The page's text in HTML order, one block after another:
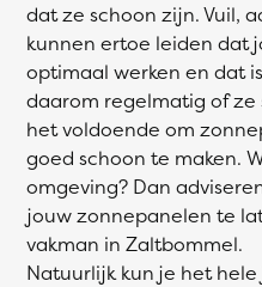
dat ze schoon zijn. Vuil,
kunnen ertoe leiden dat
optimaal werken en dat
daarom regelmatig of ze
het voldoende om
goed schoon te maken.
omgeving? Dan
jouw zonnepanelen te
vakman in Zaltbommel.
Natuurlijk kun je het